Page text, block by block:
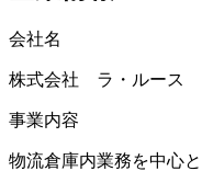
会社名
株式会社 ラ・ルース
事業内容
物流倉庫内業務を中心